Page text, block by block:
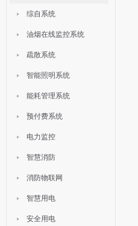
综自系统
油烟在线监控系统
疏散系统
智能照明系统
能耗管理系统
预付费系统
电力监控
智慧消防
消防物联网
智慧用电
安全用电